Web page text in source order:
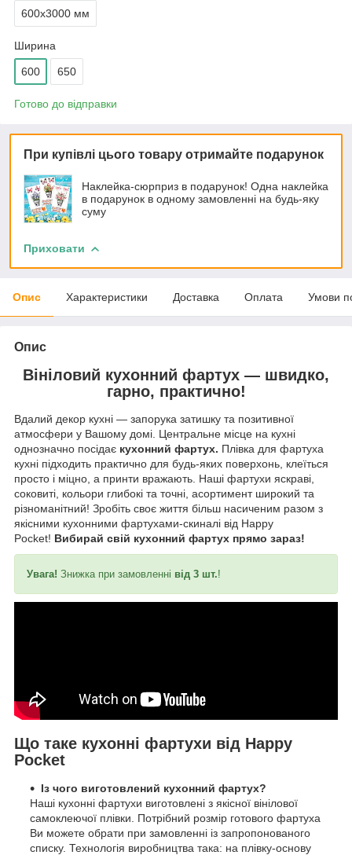
600х3000 мм
Ширина
600 650
Готово до відправки
При купівлі цього товару отримайте подарунок
Наклейка-сюрприз в подарунок! Одна наклейка
в подарунок в одному замовленні на будь-яку
суму
Приховати
Опис Характеристики Доставка Оплата Умови
Опис
Вініловий кухонний фартух — швидко,
гарно, практично!
Вдалий декор кухні — запорука затишку та позитивної
атмосфери у Вашому домі. Центральне місце на кухні
однозначно посідає кухонний фартух. Плівка для фартуха
кухні підходить практично для будь-яких поверхонь, клеїться
просто і міцно, а принти вражають. Наші фартухи яскраві,
соковиті, кольори глибокі та точні, асортимент широкий та
різноманітний! Зробіть своє життя більш насиченим разом з
якісними кухонними фартухами-скиналі від Happy
Pocket! Вибирай свій кухонний фартух прямо зараз!
Увага! Знижка при замовленні від 3 шт.!
Що таке кухонні фартухи від Happy
Pocket
Із чого виготовлений кухонний фартух?
Наші кухонні фартухи виготовлені з якісної вінілової
самоклеючої плівки. Потрібний розмір готового фартуха
Ви можете обрати при замовленні із запропонованого
списку. Технологія виробництва така: на плівку-основу